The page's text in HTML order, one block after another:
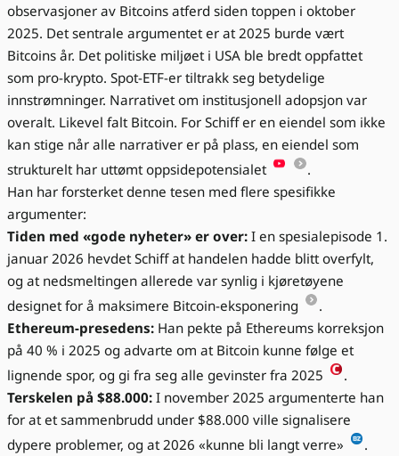
observasjoner av Bitcoins atferd siden toppen i oktober
2025. Det sentrale argumentet er at 2025 burde vært
Bitcoins år. Det politiske miljøet i USA ble bredt oppfattet
som pro-krypto. Spot-ETF-er tiltrakk seg betydelige
innstrømninger. Narrativet om institusjonell adopsjon var
overalt. Likevel falt Bitcoin. For Schiff er en eiendel som ikke
kan stige når alle narrativer er på plass, en eiendel som
strukturelt har uttømt oppsidepotensialet
.
Han har forsterket denne tesen med flere spesifikke
argumenter:
Tiden med «gode nyheter» er over: I en spesialepisode 1.
januar 2026 hevdet Schiff at handelen hadde blitt overfylt,
og at nedsmeltingen allerede var synlig i kjøretøyene
designet for å maksimere Bitcoin-eksponering
.
Ethereum-presedens: Han pekte på Ethereums korreksjon
på 40 % i 2025 og advarte om at Bitcoin kunne følge et
lignende spor, og gi fra seg alle gevinster fra 2025
.
Terskelen på $88.000: I november 2025 argumenterte han
for at et sammenbrudd under $88.000 ville signalisere
dypere problemer, og at 2026 «kunne bli langt verre»
.